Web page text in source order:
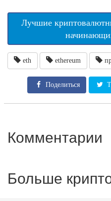
Лучшие
eth ethereum
Поделиться
Комментарии
Больше